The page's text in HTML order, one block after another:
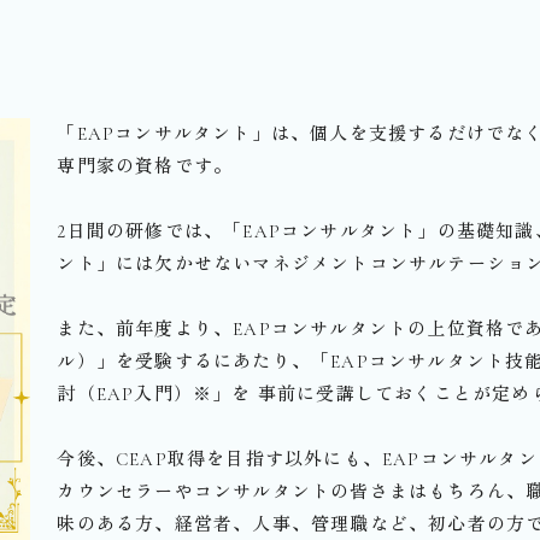
「EAPコンサルタント」は、個人を支援するだけで
専門家の資格です。
2日間の研修では、「EAPコンサルタント」の基礎知
ント」には欠かせないマネジメントコンサルテーシ
また、前年度より、EAPコンサルタントの上位資格で
ル）」を受験するにあたり、「EAPコンサルタント技
討（EAP入門）※」を 事前に受講しておくことが定め
今後、CEAP取得を目指す以外にも、EAPコンサルタ
カウンセラーやコンサルタントの皆さまはもちろん、
味のある方、経営者、人事、管理職など、初心者の方